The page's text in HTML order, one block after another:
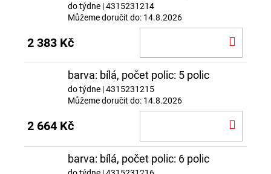
do týdne | 4315231214
Můžeme doručit do: 14.8.2026
2 383 Kč
barva: bílá, počet polic: 5 polic
do týdne | 4315231215
Můžeme doručit do: 14.8.2026
2 664 Kč
barva: bílá, počet polic: 6 polic